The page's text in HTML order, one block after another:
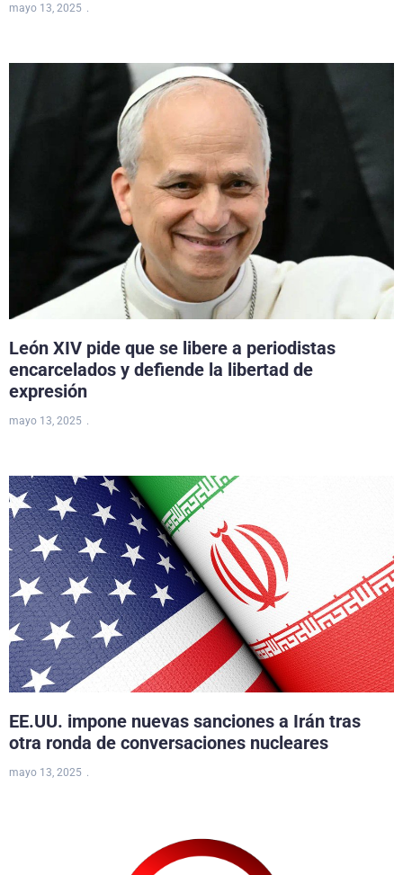
mayo 13, 2025
León XIV pide que se libere a periodistas
encarcelados y defiende la libertad de
expresión
mayo 13, 2025
EE.UU. impone nuevas sanciones a Irán tras
otra ronda de conversaciones nucleares
mayo 13, 2025